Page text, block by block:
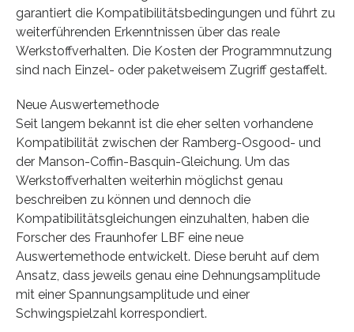
garantiert die Kompatibilitätsbedingungen und führt zu
weiterführenden Erkenntnissen über das reale
Werkstoffverhalten. Die Kosten der Programmnutzung
sind nach Einzel- oder paketweisem Zugriff gestaffelt.
Neue Auswertemethode
Seit langem bekannt ist die eher selten vorhandene
Kompatibilität zwischen der Ramberg-Osgood- und
der Manson-Coffin-Basquin-Gleichung. Um das
Werkstoffverhalten weiterhin möglichst genau
beschreiben zu können und dennoch die
Kompatibilitätsgleichungen einzuhalten, haben die
Forscher des Fraunhofer LBF eine neue
Auswertemethode entwickelt. Diese beruht auf dem
Ansatz, dass jeweils genau eine Dehnungsamplitude
mit einer Spannungsamplitude und einer
Schwingspielzahl korrespondiert.